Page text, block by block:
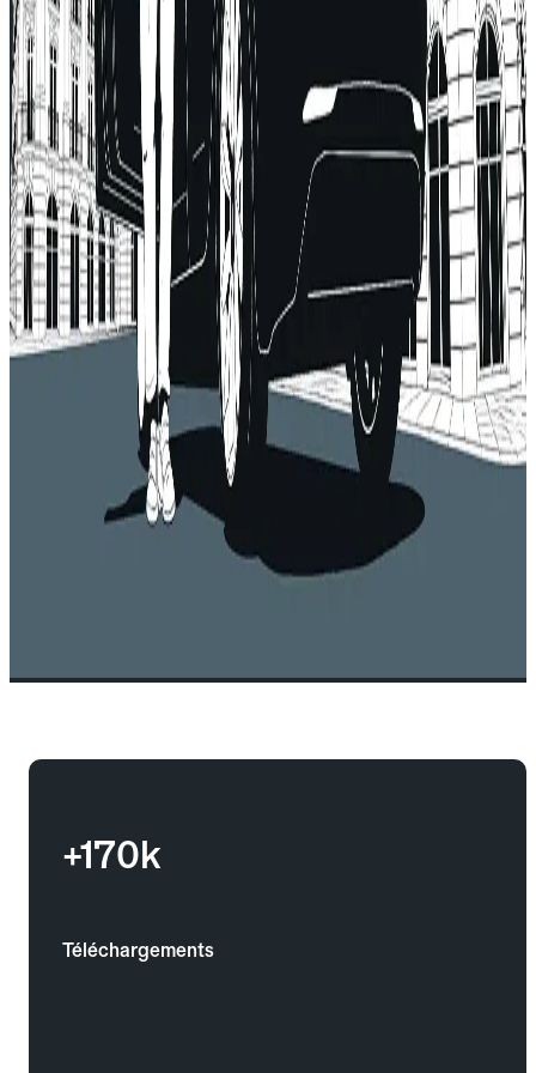
+170k
Téléchargements